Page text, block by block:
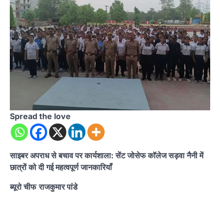
Spread the love
साइबर अपराध से बचाव पर कार्यशाला: सेंट जोसेफ कॉलेज सड़वा नैनी में
छात्रों को दी गई महत्वपूर्ण जानकारियाँ
ब्यूरो चीफ राजकुमार पांडे